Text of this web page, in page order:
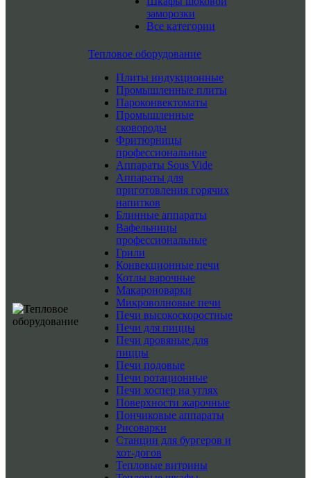
заморозки
Все категории
Тепловое оборудование
Плиты индукционные
Промышленные плиты
Пароконвектоматы
Промышленные
сковороды
Фритюрницы
профессиональные
Аппараты Sous Vide
Аппараты для
приготовления горячих
напитков
Блинные аппараты
Вафельницы
профессиональные
Грили
Конвекционные печи
Котлы варочные
Макароноварки
Микроволновые печи
Печи высокоскоростные
Печи для пиццы
Печи дровяные для
пиццы
Печи подовые
Печи ротационные
Печи хоспер на углях
Поверхности жарочные
Пончиковые аппараты
Рисоварки
Станции для бургеров и
хот-догов
Тепловые витрины